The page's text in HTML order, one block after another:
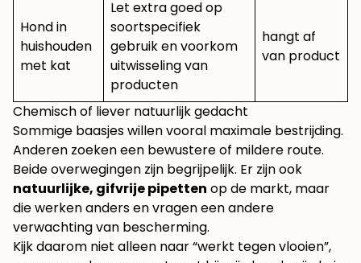
Hond in
huishouden
met kat
Let extra goed op
soortspecifiek
gebruik en voorkom
uitwisseling van
producten
hangt af
van product
Chemisch of liever natuurlijk gedacht
Sommige baasjes willen vooral maximale bestrijding.
Anderen zoeken een bewustere of mildere route.
Beide overwegingen zijn begrijpelijk. Er zijn ook
natuurlijke, gifvrije pipetten op de markt, maar
die werken anders en vragen een andere
verwachting van bescherming.
Kijk daarom niet alleen naar “werkt tegen vlooien”,